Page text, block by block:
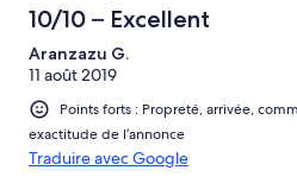
10/10 – Excellent
Aranzazu G.
11 août 2019
Points forts : Propreté, arrivée,
exactitude de l’annonce
Traduire avec Google